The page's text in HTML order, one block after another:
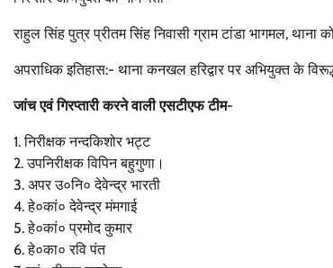
राहुल सिंह पुत्र प्रीतम सिंह निवासी ग्राम टांडा भागमल, थाना
अपराधिक इतिहास:- थाना कनखल हरिद्वार पर अभियुक्त के
जांच एवं गिरप्तारी करने वाली एसटीएफ टीम-
1. निरीक्षक नन्दकिशोर भट्ट
2. उपनिरीक्षक विपिन बहुगुणा।
3. अपर उ०नि० देवेन्द्र भारती
4. हे०कां० देवेन्द्र मंमगाई
5. हे०कां० प्रमोद कुमार
6. हे०का० रवि पंत